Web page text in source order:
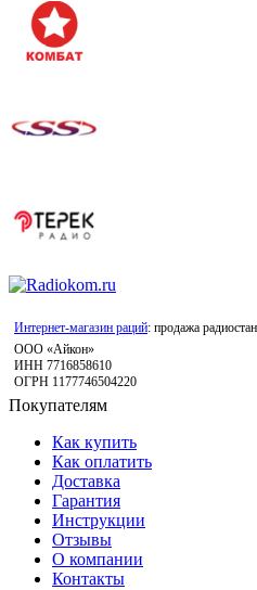
Интернет-магазин раций: продажа
ООО «Айкон»
ИНН 7716858610
ОГРН 1177746504220
Покупателям
Как купить
Как оплатить
Доставка
Гарантия
Инструкции
Отзывы
О компании
Контакты